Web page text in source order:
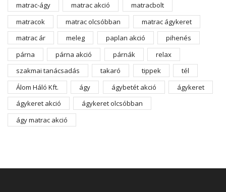
matrac-ágy
matrac akció
matracbolt
matracok
matrac olcsóbban
matrac ágykeret
matrac ár
meleg paplan akció
pihenés
párna
párna akció párnák
relax
szakmai tanácsadás
takaró tippek
tél
Álom Háló Kft.
ágy ágybetét akció
ágykeret
ágykeret akció
ágykeret olcsóbban
ágy matrac akció